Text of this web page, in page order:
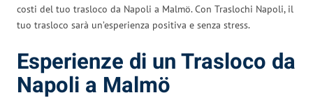
costi del tuo trasloco da Napoli a Malmö. Con Traslochi Napoli, il
tuo trasloco sarà un’esperienza positiva e senza stress.
Esperienze di un Trasloco da
Napoli a Malmö